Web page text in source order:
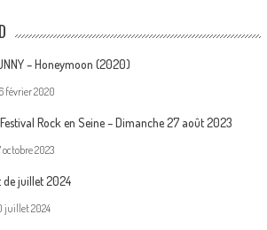
– Honeymoon (2020)
février 2020
Rock en Seine – Dimanche 27 août 2023
octobre 2023
de juillet 2024
juillet 2024